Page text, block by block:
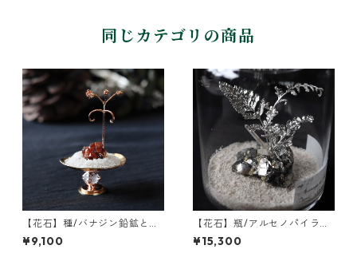
同じカテゴリの商品
【花石】種/バナジン鉛鉱とフ
ウセンカズラ
¥9,100
【花石】瓶/アルセノパイライ
トとクォーツ
¥15,300